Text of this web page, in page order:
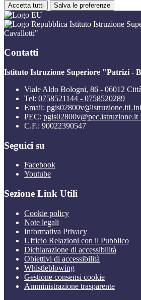
Accetta tutti Salva le preferenze
Istituto Istruzione
Cavallotti"
Contatti
Istituto Istruzione Superiore "Patrizi -
Viale Aldo Bologni, 86 - 06012
Tel: 0758521144 - 0758520289
Email: pgis02800v@istruzione.it
PEC: pgis02800v@pec.istruzione.it
C.F.: 90022390547
Seguici su
Facebook
Youtube
Sezione Link Utili
Cookie policy
Note legali
Informativa Privacy
Ufficio Relazioni con il Pubblico
Dichiarazione di accessibilità
Obiettivi di accessibilità
Whistleblowing
Gestione consensi cookie
Amministrazione trasparente